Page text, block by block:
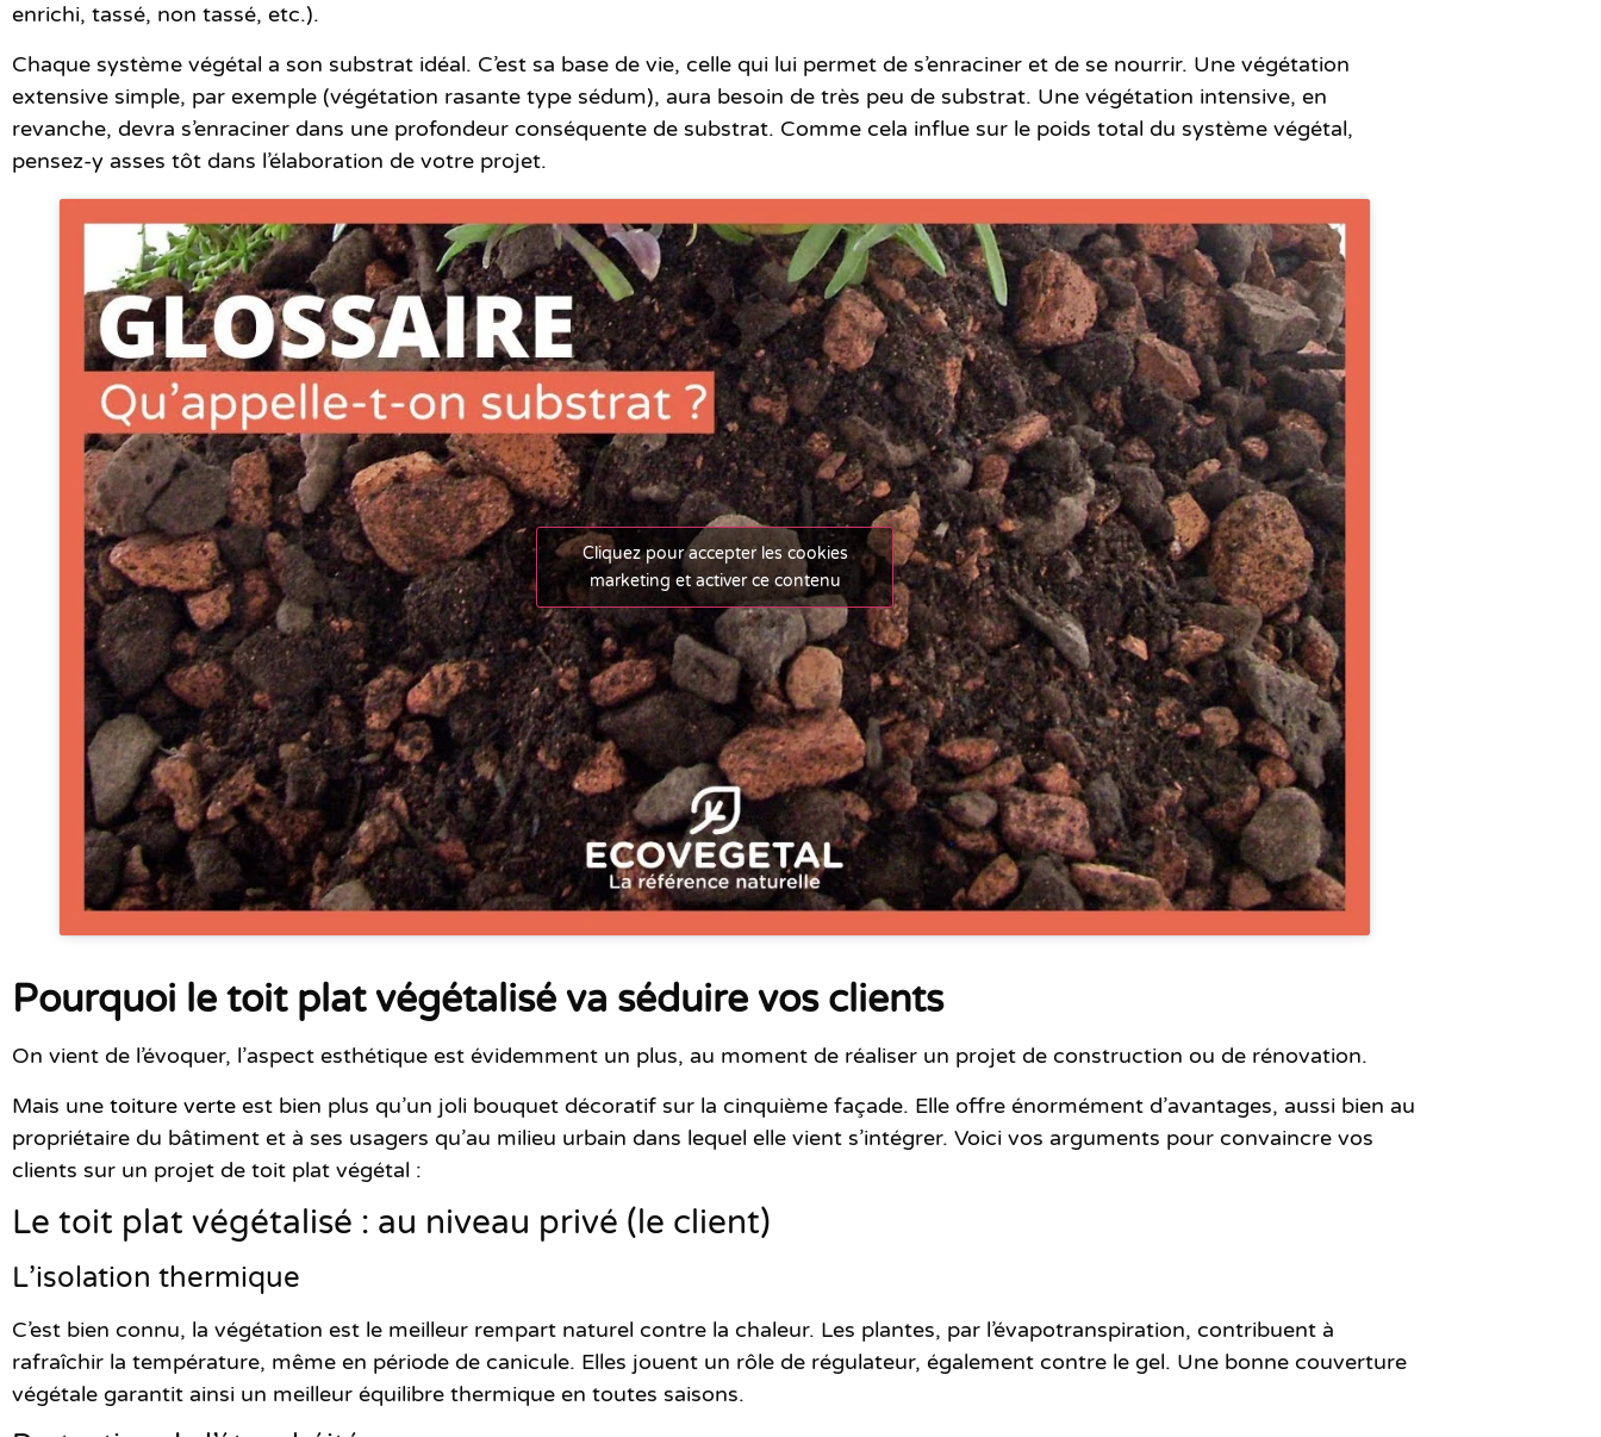
enrichi, tassé, non tassé, etc.).
Chaque système végétal a son substrat idéal. C’est sa base de vie, celle qui lui permet de s’enraciner et de se nourrir. Une végétation
extensive simple, par exemple (végétation rasante type sédum), aura besoin de très peu de substrat. Une végétation intensive, en
revanche, devra s’enraciner dans une profondeur conséquente de substrat. Comme cela influe sur le poids total du système végétal,
pensez-y asses tôt dans l’élaboration de votre projet.
Cliquez pour accepter les cookies
marketing et activer ce contenu
Pourquoi le toit plat végétalisé va séduire vos clients
On vient de l’évoquer, l’aspect esthétique est évidemment un plus, au moment de réaliser un projet de construction ou de rénovation.
Mais une toiture verte est bien plus qu’un joli bouquet décoratif sur la cinquième façade. Elle offre énormément d’avantages, aussi bien au
propriétaire du bâtiment et à ses usagers qu’au milieu urbain dans lequel elle vient s’intégrer. Voici vos arguments pour convaincre vos
clients sur un projet de toit plat végétal :
Le toit plat végétalisé : au niveau privé (le client)
L’isolation thermique
C’est bien connu, la végétation est le meilleur rempart naturel contre la chaleur. Les plantes, par l’évapotranspiration, contribuent à
rafraîchir la température, même en période de canicule. Elles jouent un rôle de régulateur, également contre le gel. Une bonne couverture
végétale garantit ainsi un meilleur équilibre thermique en toutes saisons.